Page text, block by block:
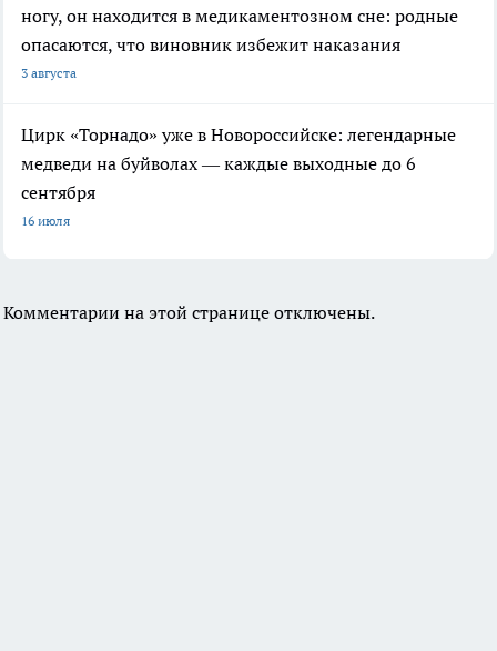
ногу, он находится в медикаментозном сне: родные
опасаются, что виновник избежит наказания
3 августа
Цирк «Торнадо» уже в Новороссийске: легендарные
медведи на буйволах — каждые выходные до 6
сентября
16 июля
Комментарии на этой странице отключены.